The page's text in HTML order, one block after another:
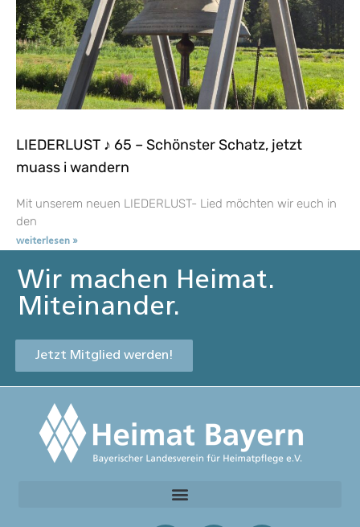
LIEDERLUST ♪ 65 – Schönster Schatz, jetzt
muass i wandern
Mit unserem neuen LIEDERLUST- Lied möchten wir euch in
den
weiterlesen »
Wir machen Heimat.
Miteinander.
Jetzt Mitglied werden!